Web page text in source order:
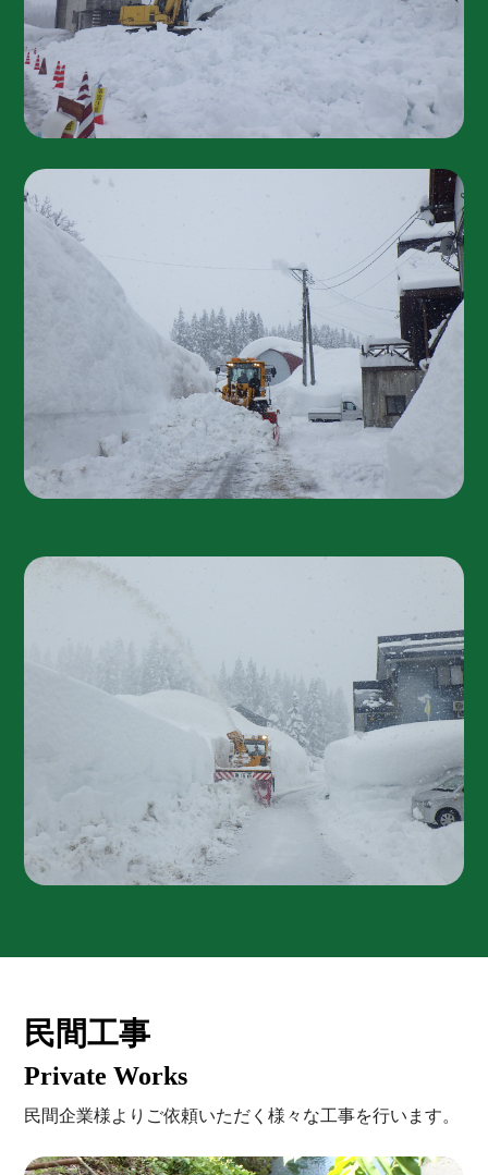
民間工事
Private Works
民間企業様よりご依頼いただく様々な工事を行います。